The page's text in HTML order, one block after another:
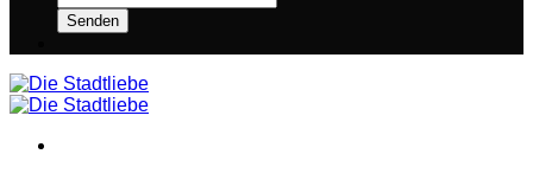
Senden